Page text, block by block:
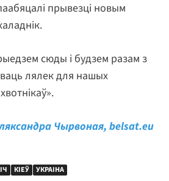
прывезці новым
сюды і будзем разам з
лялек для нашых
Чырвоная, belsat.eu
КІЕЎ УКРАІНА